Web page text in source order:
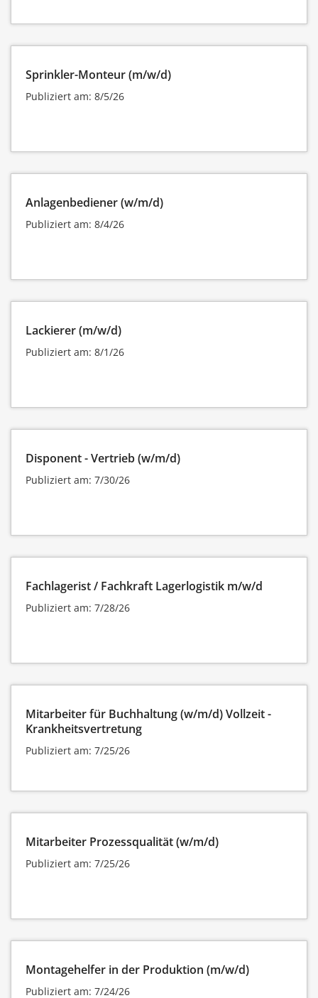
Sprinkler-Monteur (m/w/d)
Publiziert am: 8/5/26
Anlagenbediener (w/m/d)
Publiziert am: 8/4/26
Lackierer (m/w/d)
Publiziert am: 8/1/26
Disponent - Vertrieb (w/m/d)
Publiziert am: 7/30/26
Fachlagerist / Fachkraft Lagerlogistik m/w/d
Publiziert am: 7/28/26
Mitarbeiter für Buchhaltung (w/m/d) Vollzeit -
Krankheitsvertretung
Publiziert am: 7/25/26
Mitarbeiter Prozessqualität (w/m/d)
Publiziert am: 7/25/26
Montagehelfer in der Produktion (m/w/d)
Publiziert am: 7/24/26